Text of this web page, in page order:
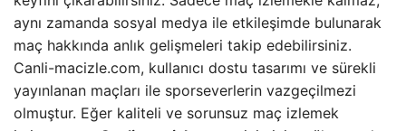
aynı zamanda sosyal medya ile etkileşimde bulunarak
maç hakkında anlık gelişmeleri takip edebilirsiniz.
Canli-macizle.com, kullanıcı dostu tasarımı ve sürekli
yayınlanan maçları ile sporseverlerin vazgeçilmezi
olmuştur. Eğer kaliteli ve sorunsuz maç izlemek